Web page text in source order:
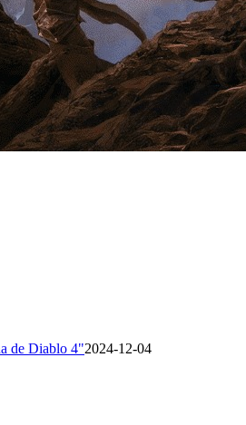
de Diablo 4"2024-12-04